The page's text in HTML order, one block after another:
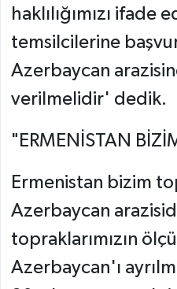
haklılığımızı
temsilcilerine
Azerbaycan
verilmelidir' dedik.
"ERMENİSTAN
Ermenistan bizim
Azerbaycan
topraklarımızın
Azerbaycan'ı